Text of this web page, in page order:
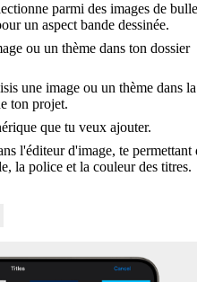
parmi des images de
un aspect bande dessinée.
ou un thème dans ton dossier
une image ou un thème dans la
ton projet.
que tu veux ajouter.
l'éditeur d'image, te permettant
la police et la couleur des titres.